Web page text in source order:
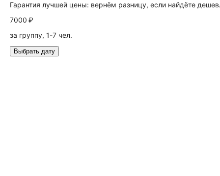
Гарантия лучшей цены: вернём разницу, если найдёте
7000 ₽
за группу, 1-7 чел.
Выбрать дату